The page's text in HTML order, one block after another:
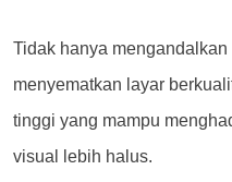
Tidak hanya
menyematkan layar
tinggi yang mampu
visual lebih halus.